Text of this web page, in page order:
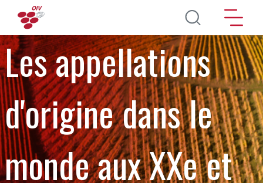
Direkt zum Inhalt
Les appellations
d'origine dans le
monde aux XXe et